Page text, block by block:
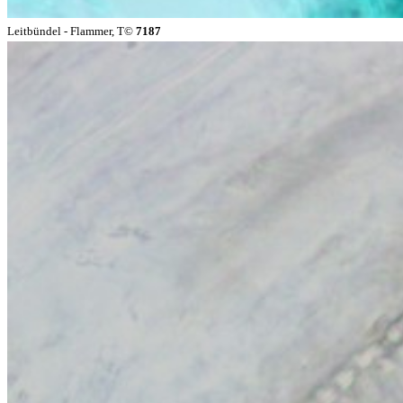
Leitbündel - Flammer, T© 7187